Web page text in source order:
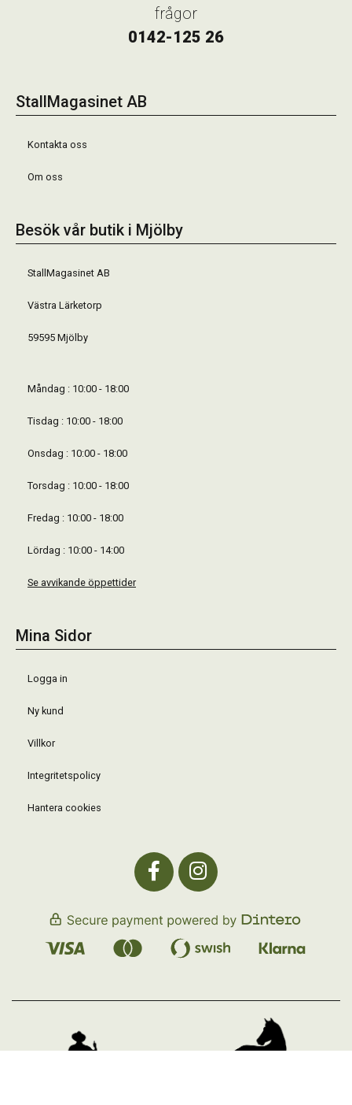
frågor
0142-125 26
StallMagasinet AB
Kontakta oss
Om oss
Besök vår butik i Mjölby
StallMagasinet AB
Västra Lärketorp
59595 Mjölby
Måndag : 10:00 - 18:00
Tisdag : 10:00 - 18:00
Onsdag : 10:00 - 18:00
Torsdag : 10:00 - 18:00
Fredag : 10:00 - 18:00
Lördag : 10:00 - 14:00
Se avvikande öppettider
Mina Sidor
Logga in
Ny kund
Villkor
Integritetspolicy
Hantera cookies